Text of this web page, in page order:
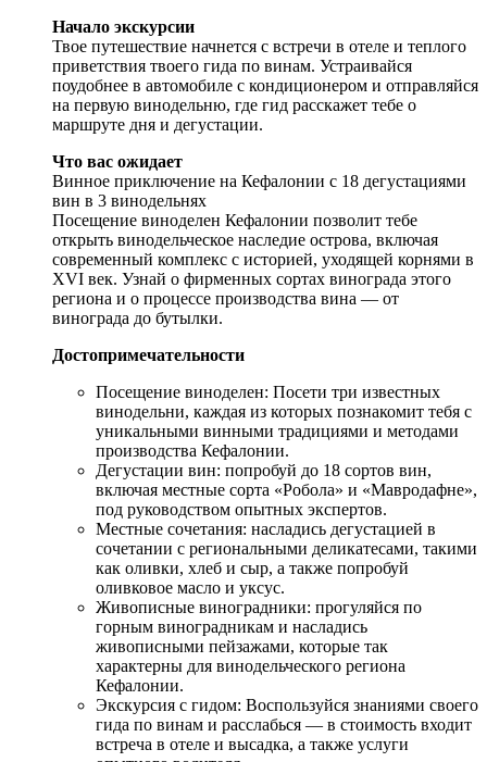
Начало экскурсии
Твое путешествие начнется с встречи в отеле и теплого
приветствия твоего гида по винам. Устраивайся
поудобнее в автомобиле с кондиционером и отправляйся
на первую винодельню, где гид расскажет тебе о
маршруте дня и дегустации.
Что вас ожидает
Винное приключение на Кефалонии с 18 дегустациями
вин в 3 винодельнях
Посещение виноделен Кефалонии позволит тебе
открыть винодельческое наследие острова, включая
современный комплекс с историей, уходящей корнями в
XVI век. Узнай о фирменных сортах винограда этого
региона и о процессе производства вина — от
винограда до бутылки.
Достопримечательности
Посещение виноделен: Посети три известных
винодельни, каждая из которых познакомит тебя с
уникальными винными традициями и методами
производства Кефалонии.
Дегустации вин: попробуй до 18 сортов вин,
включая местные сорта «Робола» и «Мавродафне»,
под руководством опытных экспертов.
Местные сочетания: насладись дегустацией в
сочетании с региональными деликатесами, такими
как оливки, хлеб и сыр, а также попробуй
оливковое масло и уксус.
Живописные виноградники: прогуляйся по
горным виноградникам и насладись
живописными пейзажами, которые так
характерны для винодельческого региона
Кефалонии.
Экскурсия с гидом: Воспользуйся знаниями своего
гида по винам и расслабься — в стоимость входит
встреча в отеле и высадка, а также услуги